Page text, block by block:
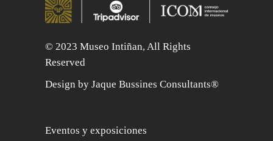
© 2023 Museo Intiñan, All Rights
Reserved
Design by Jaque Bussines Consultants®
Eventos y exposiciones